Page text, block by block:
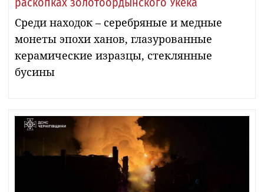
Среди находок – серебряные и медные
монеты эпохи ханов, глазурованные
керамические изразцы, стеклянные
бусины